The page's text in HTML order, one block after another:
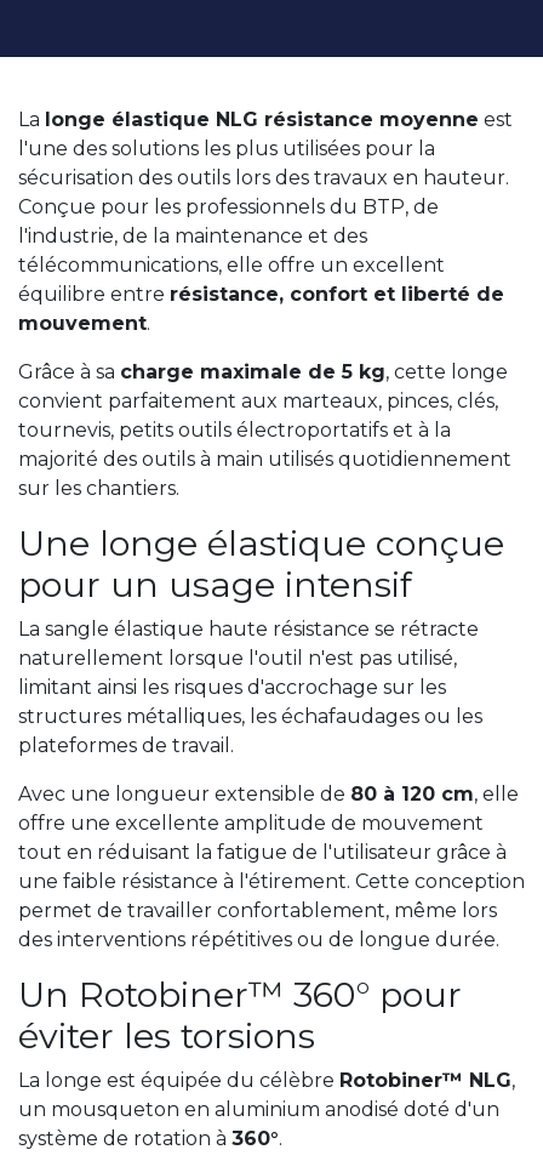
La longe élastique NLG résistance moyenne est
l'une des solutions les plus utilisées pour la
sécurisation des outils lors des travaux en hauteur.
Conçue pour les professionnels du BTP, de
l'industrie, de la maintenance et des
télécommunications, elle offre un excellent
équilibre entre résistance, confort et liberté de
mouvement.
Grâce à sa charge maximale de 5 kg, cette longe
convient parfaitement aux marteaux, pinces, clés,
tournevis, petits outils électroportatifs et à la
majorité des outils à main utilisés quotidiennement
sur les chantiers.
Une longe élastique conçue
pour un usage intensif
La sangle élastique haute résistance se rétracte
naturellement lorsque l'outil n'est pas utilisé,
limitant ainsi les risques d'accrochage sur les
structures métalliques, les échafaudages ou les
plateformes de travail.
Avec une longueur extensible de 80 à 120 cm, elle
offre une excellente amplitude de mouvement
tout en réduisant la fatigue de l'utilisateur grâce à
une faible résistance à l'étirement. Cette conception
permet de travailler confortablement, même lors
des interventions répétitives ou de longue durée.
Un Rotobiner™ 360° pour
éviter les torsions
La longe est équipée du célèbre Rotobiner™ NLG,
un mousqueton en aluminium anodisé doté d'un
système de rotation à 360°.